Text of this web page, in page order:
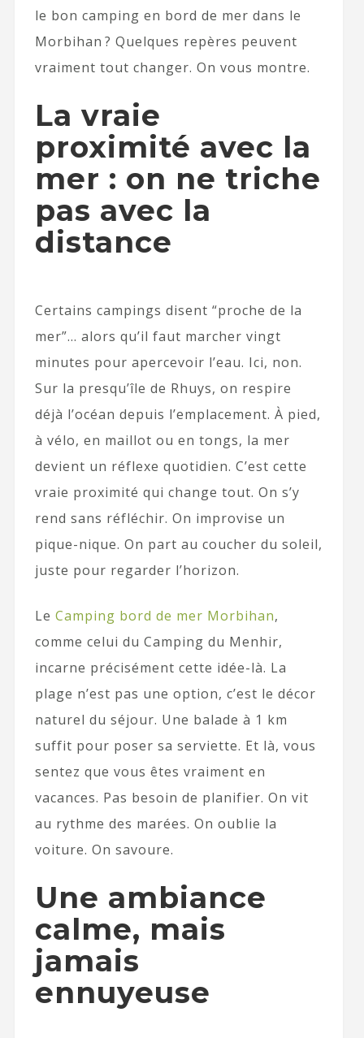
le bon camping en bord de mer dans le
Morbihan ? Quelques repères peuvent
vraiment tout changer. On vous montre.
La vraie
proximité avec la
mer : on ne triche
pas avec la
distance
Certains campings disent “proche de la
mer”… alors qu’il faut marcher vingt
minutes pour apercevoir l’eau. Ici, non.
Sur la presqu’île de Rhuys, on respire
déjà l’océan depuis l’emplacement. À pied,
à vélo, en maillot ou en tongs, la mer
devient un réflexe quotidien. C’est cette
vraie proximité qui change tout. On s’y
rend sans réfléchir. On improvise un
pique-nique. On part au coucher du soleil,
juste pour regarder l’horizon.
Le Camping bord de mer Morbihan,
comme celui du Camping du Menhir,
incarne précisément cette idée-là. La
plage n’est pas une option, c’est le décor
naturel du séjour. Une balade à 1 km
suffit pour poser sa serviette. Et là, vous
sentez que vous êtes vraiment en
vacances. Pas besoin de planifier. On vit
au rythme des marées. On oublie la
voiture. On savoure.
Une ambiance
calme, mais
jamais
ennuyeuse